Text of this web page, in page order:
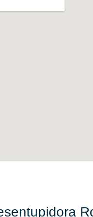
VOCÊ